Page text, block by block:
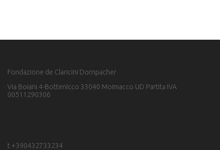
Fondazione de Claricini Dornpacher
Via Boiani 4-Bottenicco 33040 Moimacco UD Partita IVA
00511290306
t +390432733234